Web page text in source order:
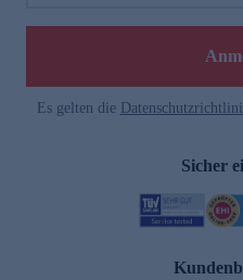
Es gelten die
Sicher